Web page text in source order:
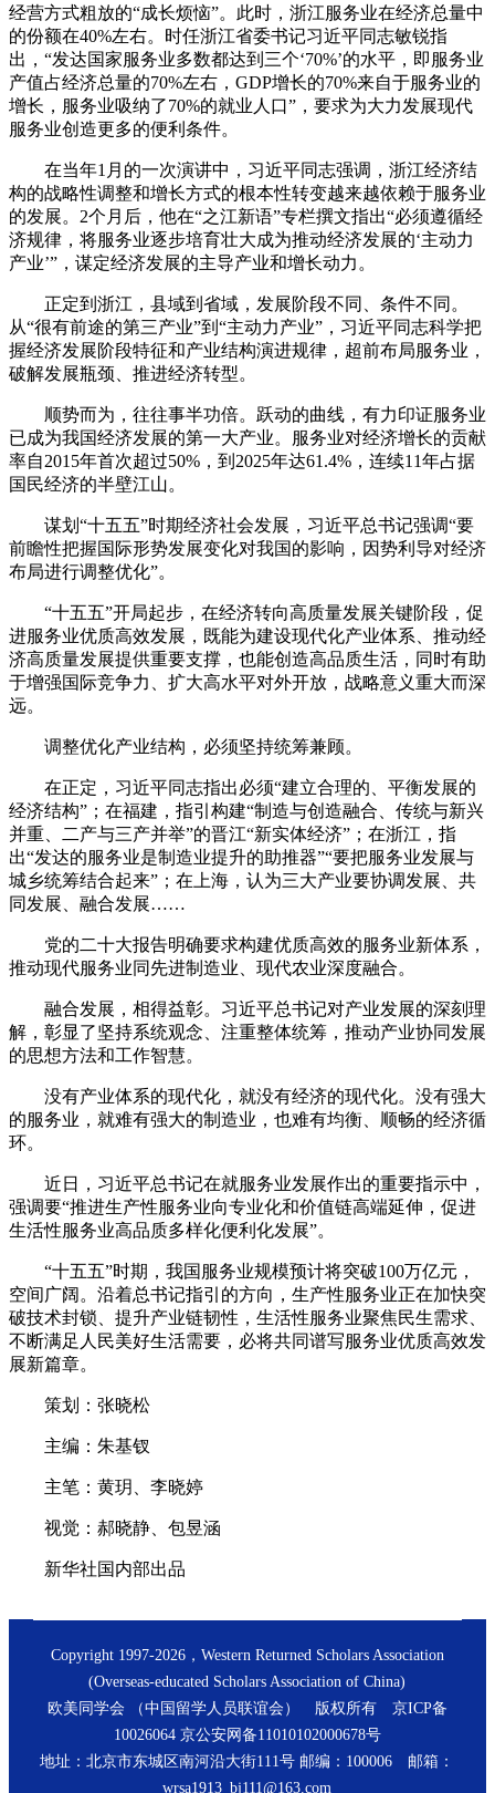
经营方式粗放的“成长烦恼”。此时，浙江服务业在经济总量中
的份额在40%左右。时任浙江省委书记习近平同志敏锐指
出，“发达国家服务业多数都达到三个‘70%’的水平，即服务业
产值占经济总量的70%左右，GDP增长的70%来自于服务业的
增长，服务业吸纳了70%的就业人口”，要求为大力发展现代
服务业创造更多的便利条件。
在当年1月的一次演讲中，习近平同志强调，浙江经济结
构的战略性调整和增长方式的根本性转变越来越依赖于服务业
的发展。2个月后，他在“之江新语”专栏撰文指出“必须遵循经
济规律，将服务业逐步培育壮大成为推动经济发展的‘主动力
产业’”，谋定经济发展的主导产业和增长动力。
正定到浙江，县域到省域，发展阶段不同、条件不同。
从“很有前途的第三产业”到“主动力产业”，习近平同志科学把
握经济发展阶段特征和产业结构演进规律，超前布局服务业，
破解发展瓶颈、推进经济转型。
顺势而为，往往事半功倍。跃动的曲线，有力印证服务业
已成为我国经济发展的第一大产业。服务业对经济增长的贡献
率自2015年首次超过50%，到2025年达61.4%，连续11年占据
国民经济的半壁江山。
谋划“十五五”时期经济社会发展，习近平总书记强调“要
前瞻性把握国际形势发展变化对我国的影响，因势利导对经济
布局进行调整优化”。
“十五五”开局起步，在经济转向高质量发展关键阶段，促
进服务业优质高效发展，既能为建设现代化产业体系、推动经
济高质量发展提供重要支撑，也能创造高品质生活，同时有助
于增强国际竞争力、扩大高水平对外开放，战略意义重大而深
远。
调整优化产业结构，必须坚持统筹兼顾。
在正定，习近平同志指出必须“建立合理的、平衡发展的
经济结构”；在福建，指引构建“制造与创造融合、传统与新兴
并重、二产与三产并举”的晋江“新实体经济”；在浙江，指
出“发达的服务业是制造业提升的助推器”“要把服务业发展与
城乡统筹结合起来”；在上海，认为三大产业要协调发展、共
同发展、融合发展……
党的二十大报告明确要求构建优质高效的服务业新体系，
推动现代服务业同先进制造业、现代农业深度融合。
融合发展，相得益彰。习近平总书记对产业发展的深刻理
解，彰显了坚持系统观念、注重整体统筹，推动产业协同发展
的思想方法和工作智慧。
没有产业体系的现代化，就没有经济的现代化。没有强大
的服务业，就难有强大的制造业，也难有均衡、顺畅的经济循
环。
近日，习近平总书记在就服务业发展作出的重要指示中，
强调要“推进生产性服务业向专业化和价值链高端延伸，促进
生活性服务业高品质多样化便利化发展”。
“十五五”时期，我国服务业规模预计将突破100万亿元，
空间广阔。沿着总书记指引的方向，生产性服务业正在加快突
破技术封锁、提升产业链韧性，生活性服务业聚焦民生需求、
不断满足人民美好生活需要，必将共同谱写服务业优质高效发
展新篇章。
策划：张晓松
主编：朱基钗
主笔：黄玥、李晓婷
视觉：郝晓静、包昱涵
新华社国内部出品